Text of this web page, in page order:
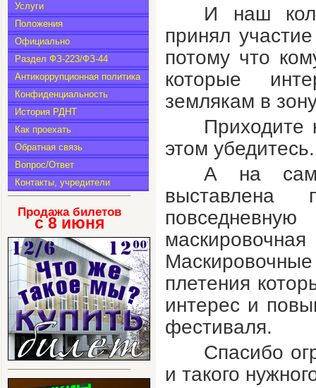
Услуги
Положения
Официально
Раздел ФЗ-223/ФЗ-44
Антикоррупционная политика
Конфиденциальность
История РДНТ
Как проехать
Обратная связь
Вопрос/Ответ
Контакты, учредители
Продажа билетов
с 8 июня
И наш
принял
потому что
которые
землякам в
этом убедитесь.
А на
выставлена
плетения
интерес и
фестиваля.
Спасибо
и такого